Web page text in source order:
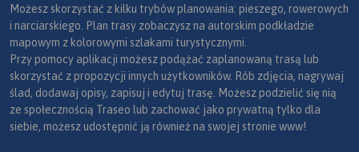
Możesz skorzystać z kilku trybów planowania: pieszego, rowerowych
i narciarskiego. Plan trasy zobaczysz na autorskim podkładzie
mapowym z kolorowymi szlakami turystycznymi.
Przy pomocy aplikacji możesz podążać zaplanowaną trasą lub
skorzystać z propozycji innych użytkowników. Rób zdjęcia, nagrywaj
ślad, dodawaj opisy, zapisuj i edytuj trasę. Możesz podzielić się nią
ze społecznością Traseo lub zachować jako prywatną tylko dla
siebie, możesz udostępnić ją również na swojej stronie www!